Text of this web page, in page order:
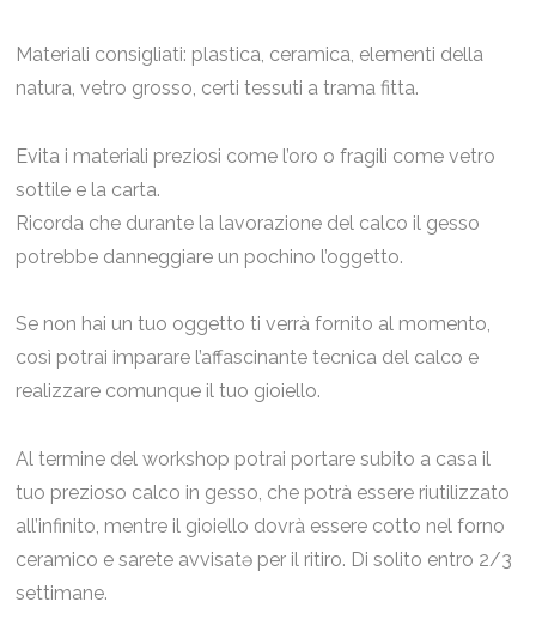
Materiali consigliati: plastica, ceramica, elementi della
natura, vetro grosso, certi tessuti a trama fitta.
Evita i materiali preziosi come l’oro o fragili come vetro
sottile e la carta.
Ricorda che durante la lavorazione del calco il gesso
potrebbe danneggiare un pochino l’oggetto.
Se non hai un tuo oggetto ti verrà fornito al momento,
così potrai imparare l’affascinante tecnica del calco e
realizzare comunque il tuo gioiello.
Al termine del workshop potrai portare subito a casa il
tuo prezioso calco in gesso, che potrà essere riutilizzato
all’infinito, mentre il gioiello dovrà essere cotto nel forno
ceramico e sarete avvisatə per il ritiro. Di solito entro 2/3
settimane.